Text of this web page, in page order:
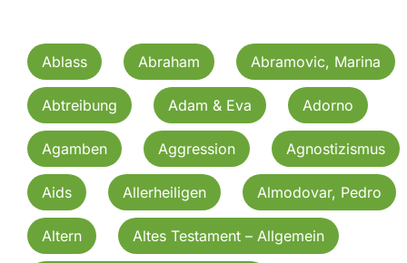
Ablass Abraham Abramovic, Marina
Abtreibung Adam & Eva Adorno
Agamben Aggression Agnostizismus
Aids Allerheiligen Almodovar, Pedro
Altern Altes Testament – Allgemein